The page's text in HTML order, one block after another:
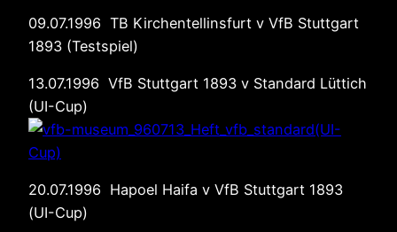
09.07.1996 TB Kirchentellinsfurt v VfB Stuttgart
1893 (Testspiel)
13.07.1996 VfB Stuttgart 1893 v Standard Lüttich
(UI-Cup)
20.07.1996 Hapoel Haifa v VfB Stuttgart 1893
(UI-Cup)